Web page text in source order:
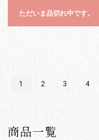
商品一覧
ただいま品切れ中です。
1 2 3 4